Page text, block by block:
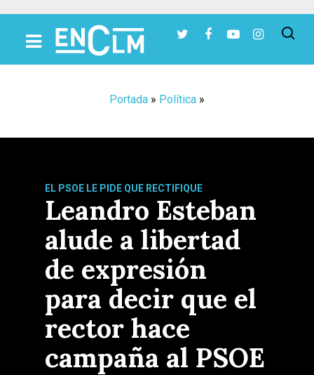
Portada » Política »
EL PSOE LE PIDE QUE RECTIFIQUE
Leandro Esteban
alude a libertad
de expresión
para decir que el
rector hace
campaña al PSOE